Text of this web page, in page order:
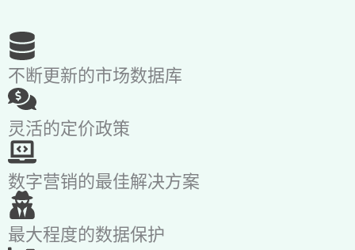
不断更新的市场数据库
灵活的定价政策
数字营销的最佳解决方案
最大程度的数据保护